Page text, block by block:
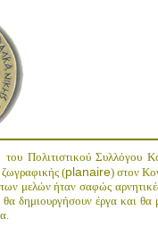
του Πολιτιστικού
(planaire) στον
μελών ήταν σαφώς
θα δημιουργήσουν έργα και